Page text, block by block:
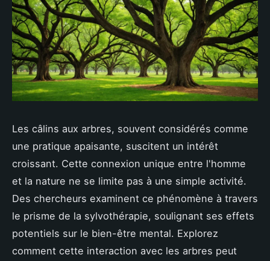
Les câlins aux arbres, souvent considérés comme
une pratique apaisante, suscitent un intérêt
croissant. Cette connexion unique entre l'homme
et la nature ne se limite pas à une simple activité.
Des chercheurs examinent ce phénomène à travers
le prisme de la sylvothérapie, soulignant ses effets
potentiels sur le bien-être mental. Explorez
comment cette interaction avec les arbres peut